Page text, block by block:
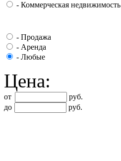
- Коммерческая недвижимость
- Продажа
- Аренда
- Любые
Цена:
от
руб.
до
руб.